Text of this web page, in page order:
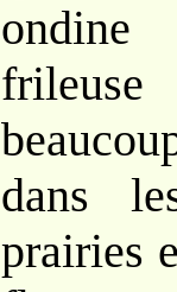
dans
prairies